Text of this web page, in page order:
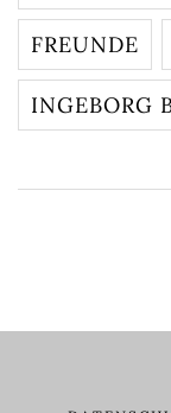
FREUNDE
INGEBORG